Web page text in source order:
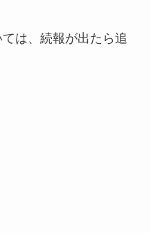
は、続報が出たら追